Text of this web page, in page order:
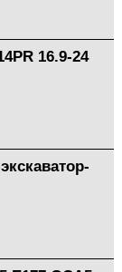
16.9-24